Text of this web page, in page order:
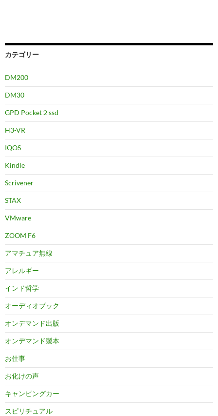
カテゴリー
DM200
DM30
GPD Pocket２ssd
H3-VR
IQOS
Kindle
Scrivener
STAX
VMware
ZOOM F6
アマチュア無線
アレルギー
インド哲学
オーディオブック
オンデマンド出版
オンデマンド製本
お仕事
お化けの声
キャンピングカー
スピリチュアル